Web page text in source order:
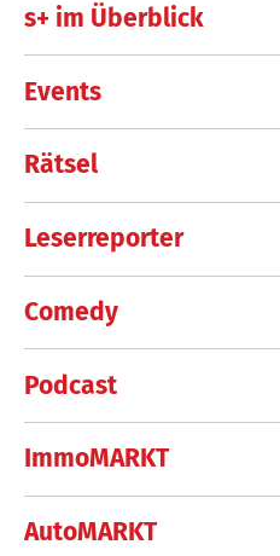
s+ im Überblick
Events
Rätsel
Leserreporter
Comedy
Podcast
ImmoMARKT
AutoMARKT